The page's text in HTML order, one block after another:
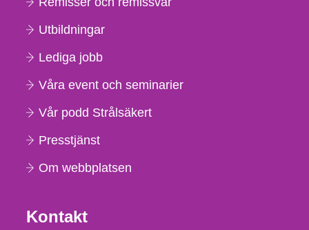
Utbildningar
Lediga jobb
Våra event och seminarier
Vår podd Strålsäkert
Presstjänst
Om webbplatsen
Kontakt